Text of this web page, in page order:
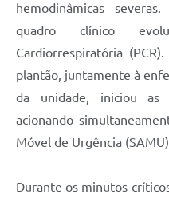
hemodinâmicas
quadro clínico
Cardiorrespiratória
plantão, juntamente à
da unidade, iniciou as
acionando
Móvel de Urgência
Durante os minutos